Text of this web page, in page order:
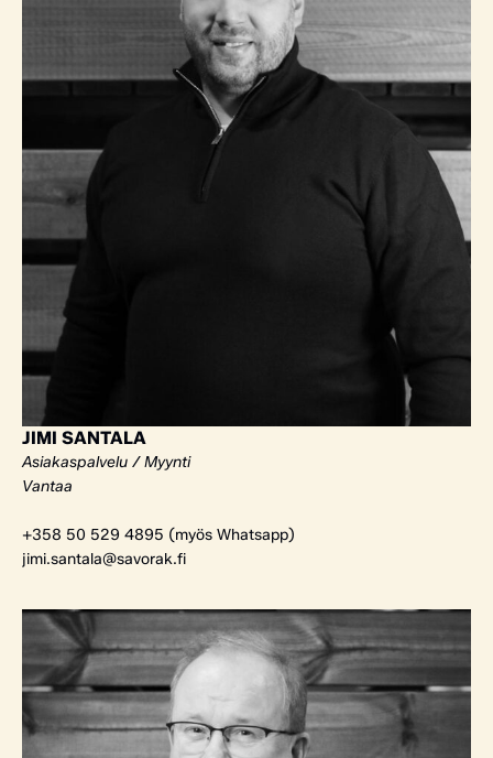
JIMI SANTALA
Asiakaspalvelu / Myynti
Vantaa
+358 50 529 4895 (myös Whatsapp)
jimi.santala@savorak.fi